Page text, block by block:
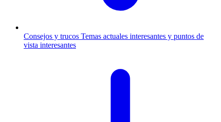
Consejos y trucos Temas actuales interesantes y puntos de
vista interesantes